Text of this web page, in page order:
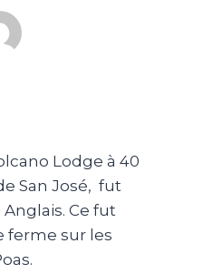
Lodge à 40
San José, fut
Ce fut
ferme sur les